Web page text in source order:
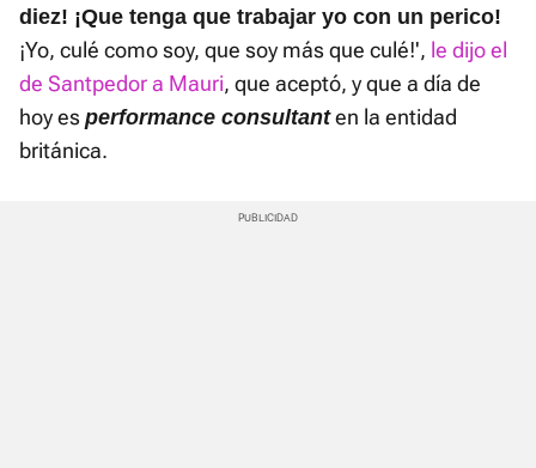
diez! ¡Que tenga que trabajar yo con un perico!
¡Yo, culé como soy, que soy más que culé!', le dijo el
de Santpedor a Mauri, que aceptó, y que a día de
hoy es performance consultanten la entidad
británica.